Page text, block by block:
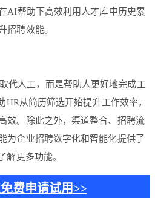
AI帮助下高效利用人才库中历史累
招聘效能。
代人工，而是帮助人更好地完成工
HR从简历筛选开始提升工作效率，
效。除此之外，渠道整合、招聘流
为企业招聘数字化和智能化提供了
解更多功能。
费申请试用>>